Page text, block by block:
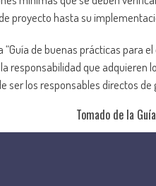
proyecto hasta su
“Guía de buenas prácticas para
responsabilidad que adquieren
ser los responsables directos
Tomado de la